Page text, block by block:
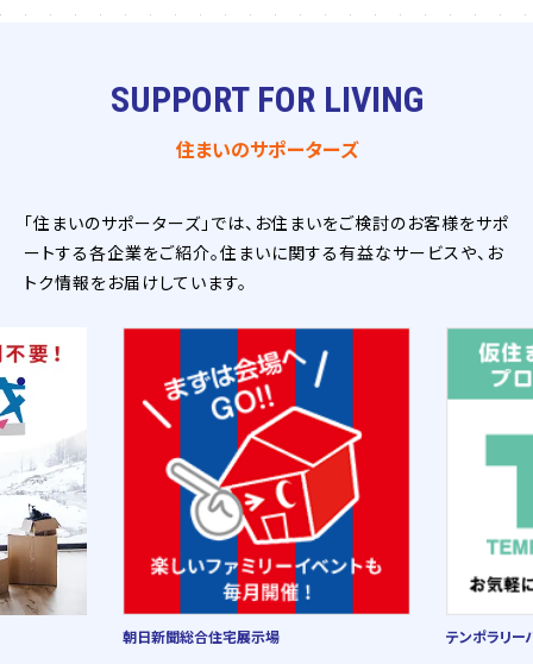
SUPPORT FOR LIVING
住まいのサポーターズ
「住まいのサポーターズ」では、お住まいをご検討のお客様をサポ
ートする各企業をご紹介。住まいに関する有益なサービスや、お
トク情報をお届けしています。
朝日新聞総合住宅展示場 テンポラリー